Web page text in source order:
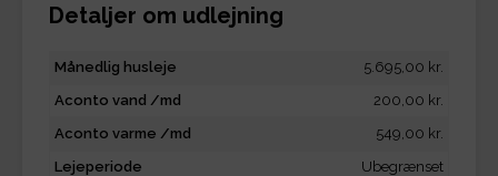
Detaljer om udlejning
Månedlig husleje
5.695,00 kr.
Aconto vand /md
200,00 kr.
Aconto varme /md
549,00 kr.
Lejeperiode
Ubegrænset